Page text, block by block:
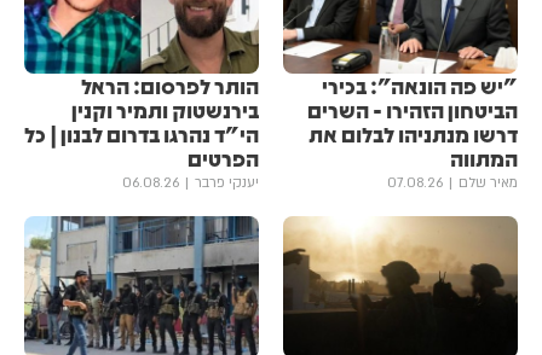
"יש פה הונאה": בכירי
הביטחון הזהירו - השרים
דרשו מנתניהו לבלום את
המתווה
מאיר שלם 07.08.26
הותר לפרסום: הראל
בירנשטוק ותמיר וקנין
הי"ד נהרגו בדרום לבנון | כל
הפרטים
יענקי פרבר 06.08.26